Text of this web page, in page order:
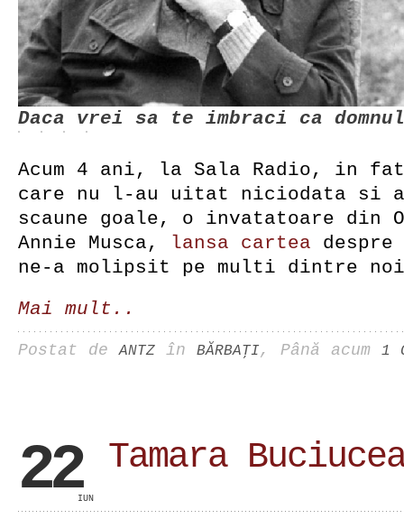
Daca vrei sa te imbraci ca
Acum 4 ani, la Sala Radio, in
care nu l-au uitat niciodata si a
scaune goale, o invatatoare din
Annie Musca,
lansa cartea
ne-a molipsit pe multi dintre noi
Mai mult..
Postat deANTZ în BĂRBAŢI, Până acum 1
22IUN
Tamara